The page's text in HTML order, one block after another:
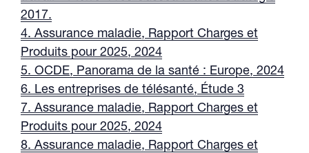
2017.
4. Assurance maladie, Rapport Charges et
Produits pour 2025, 2024
5. OCDE, Panorama de la santé : Europe, 2024
6. Les entreprises de télésanté, Étude 3
7. Assurance maladie, Rapport Charges et
Produits pour 2025, 2024
8. Assurance maladie, Rapport Charges et